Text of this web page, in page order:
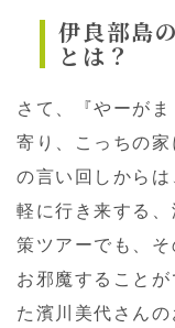
伊良部島
とは？
さて、『やーが
寄り、こっちの
の言い回しから
軽に行き来する
策ツアーでも、
お邪魔すること
た濱川美代さん